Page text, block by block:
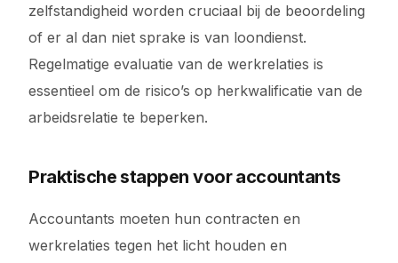
zelfstandigheid worden cruciaal bij de beoordeling
of er al dan niet sprake is van loondienst.
Regelmatige evaluatie van de werkrelaties is
essentieel om de risico’s op herkwalificatie van de
arbeidsrelatie te beperken.
Praktische stappen voor accountants
Accountants moeten hun contracten en
werkrelaties tegen het licht houden en